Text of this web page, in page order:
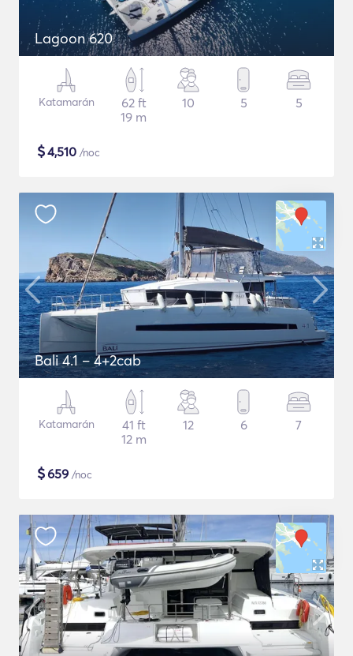
Lagoon 620
Katamarán
62 ft
19 m
10 5 5
$4,510 /noc
Bali 4.1 – 4+2cab
Katamarán
41 ft
12 m
12 6 7
$659 /noc